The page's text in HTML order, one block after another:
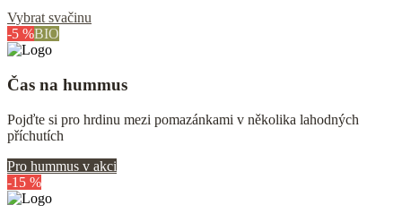
Vybrat svačinu
-5 %BIO
Čas na hummus
Pojďte si pro hrdinu mezi pomazánkami v několika lahodných
příchutích
Pro hummus v akci
-15 %